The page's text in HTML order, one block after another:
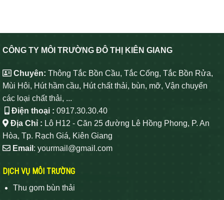
CÔNG TY MÔI TRƯỜNG ĐÔ THỊ KIÊN GIANG
Chuyên: Thông Tắc Bồn Cầu, Tắc Cống, Tắc Bồn Rửa,
Mùi Hôi, Hút hầm cầu, Hút chất thải, bùn, mỡ, Vận chuyển
các loại chất thải, ...
Điện thoại : 0917.30.30.40
Địa Chỉ : Lô H12 - Căn 25 đường Lê Hồng Phong, P. An
Hòa, Tp. Rạch Giá, Kiên Giang
Email : yourmail@gmail.com
DỊCH VỤ MÔI TRƯỜNG
Thu gom bùn thải